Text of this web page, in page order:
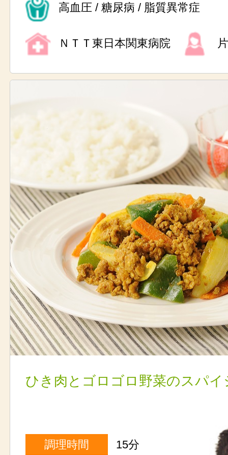
高血圧 / 糖尿病 / 脂質異常症
ＮＴＴ東日本関東病院
ひき肉とゴロゴロ野菜のスパイ
調理時間 15分